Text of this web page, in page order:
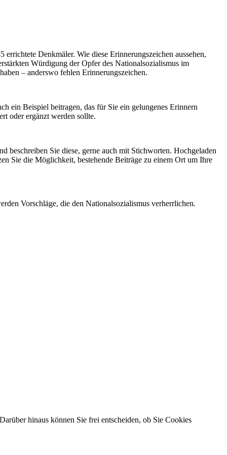
Denkmäler. Wie diese Erinnerungszeichen aussehen,
Würdigung der Opfer des Nationalsozialismus im
– anderswo fehlen Erinnerungszeichen.
ein Beispiel beitragen, das für Sie ein gelungenes Erinnern
oder ergänzt werden sollte.
beschreiben Sie diese, gerne auch mit Stichworten. Hochgeladen
Sie die Möglichkeit, bestehende Beiträge zu einem Ort um Ihre
Vorschläge, die den Nationalsozialismus verherrlichen.
hinaus können Sie frei entscheiden, ob Sie Cookies